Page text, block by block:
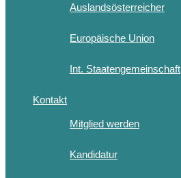
Auslandsösterreicher
Europäische Union
Int. Staatengemeinschaft
Kontakt
Mitglied werden
Kandidatur